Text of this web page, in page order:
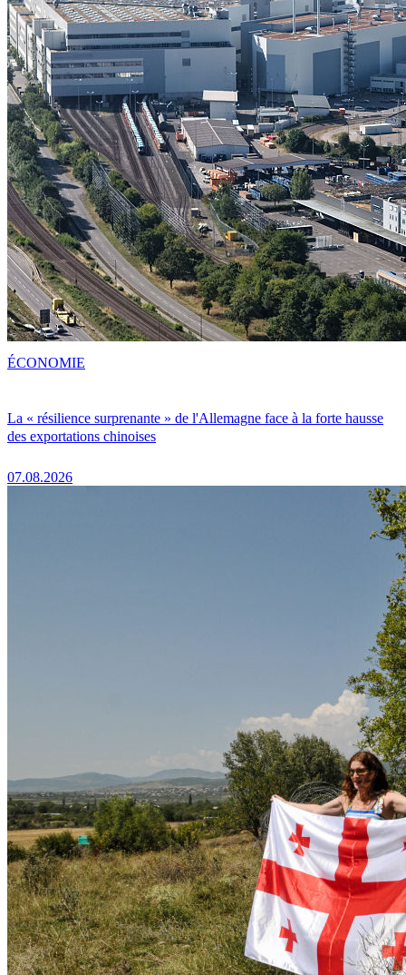
La « résilience surprenante » de l'Allemagne face à la forte hausse
des exportations chinoises
07.08.2026
ÉCONOMIE